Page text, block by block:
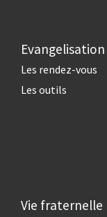
Evangelisation
Les rendez-vous
Les outils
Vie fraternelle